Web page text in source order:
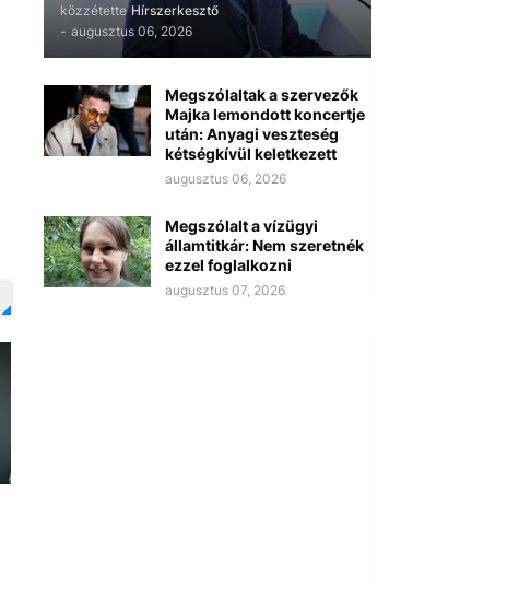
közzétette Hírszerkesztő
- augusztus 06, 2026
Megszólaltak a szervezők
Majka lemondott koncertje
után: Anyagi veszteség
kétségkívül keletkezett
augusztus 06, 2026
Megszólalt a vízügyi
államtitkár: Nem szeretnék
ezzel foglalkozni
augusztus 07, 2026